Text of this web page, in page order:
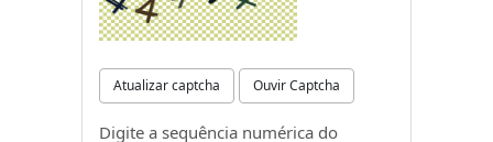
Atualizar captcha Ouvir Captcha
Digite a sequência numérica do